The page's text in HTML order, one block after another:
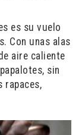
es su vuelo
Con unas alas
aire caliente
sin
rapaces,